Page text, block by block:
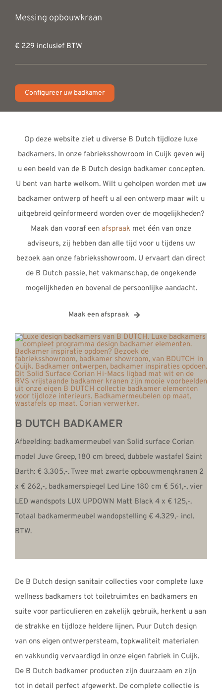
Messing opbouwkraan
€ 229 inclusief BTW
Configureer uw badkamer
Op deze website ziet u diverse B Dutch tijdloze luxe
badkamers. In onze fabrieksshowroom in Cuijk geven wij
u een beeld van de B Dutch design badkamer concepten.
U bent van harte welkom. Wilt u geholpen worden met uw
badkamer ontwerp of heeft u al een ontwerp maar wilt u
uitgebreid geïnformeerd worden over de mogelijkheden?
Maak dan vooraf een afspraak met één van onze
adviseurs, zij hebben dan alle tijd voor u tijdens uw
bezoek aan onze fabrieksshowroom. U ervaart dan direct
de B Dutch passie, het vakmanschap, de ongekende
mogelijkheden en bovenal de persoonlijke aandacht.
Maak een afspraak
B DUTCH BADKAMER
Afbeelding: badkamermeubel van Solid surface Corian
model Juve Greep, 180 cm breed, dubbele wastafel Saint
Barth: € 3.305,-. Twee mat zwarte opbouwmengkranen 2
x € 262,-, badkamerspiegel Led Line 180 cm € 561,-, vier
LED wandspots LUX UPDOWN Matt Black 4 x € 125,-.
Totaal badkamermeubel wandopstelling € 4.329,- incl.
BTW.
De B Dutch design sanitair collecties voor complete luxe
wellness badkamers tot toiletruimtes en badkamers en
suite voor particulieren en zakelijk gebruik, herkent u aan
de strakke en tijdloze heldere lijnen. Puur Dutch design
van ons eigen ontwerpersteam, topkwaliteit materialen
en vakkundig vervaardigd in onze eigen fabriek in Cuijk.
De B Dutchbadkamer producten zijn duurzaam en zijn
tot in detail perfect afgewerkt. De complete collectie is